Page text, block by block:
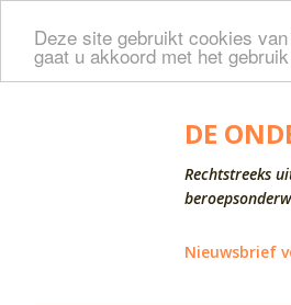
Deze site gebruikt cookies
gaat u akkoord met het
DE
Rechtstreeks
Nieuwsbrief